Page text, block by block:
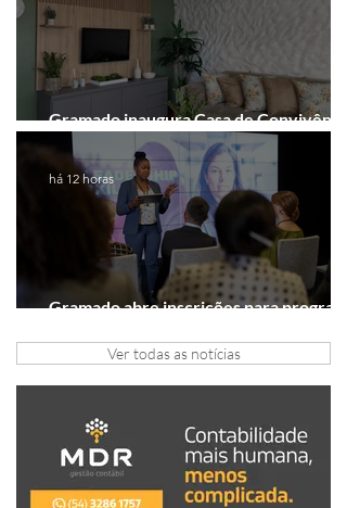
Gramado inaugura Casa de Convivência
dedicada às mulheres
Gramado abre inscrições para programa
há 12 horas
Ver todas as notícias